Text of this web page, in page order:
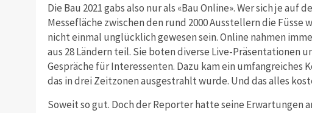
Die Bau 2021 gabs also nur als «Bau Online». Wer sich je auf
Messefläche zwischen den rund 2000 Ausstellern die
nicht einmal unglücklich gewesen sein. Online nahmen
aus 28 Ländern teil. Sie boten diverse Live-Präsentationen
Gespräche für Interessenten. Dazu kam ein umfangreiches
das in drei Zeitzonen ausgestrahlt wurde. Und das alles
Soweit so gut. Doch der Reporter hatte seine Erwartungen